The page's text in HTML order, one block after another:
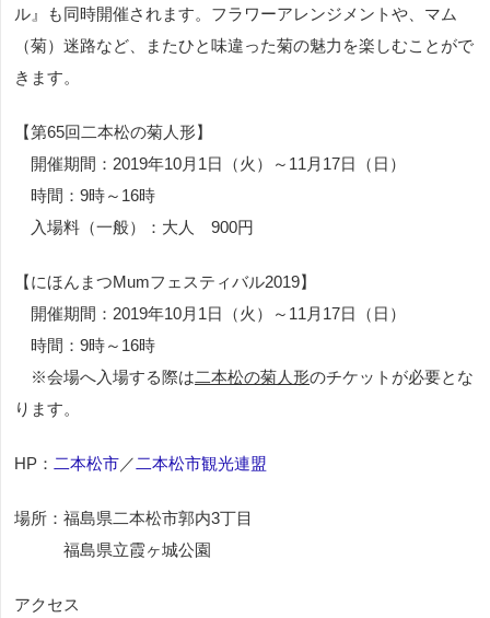
ル』も同時開催されます。フラワーアレンジメントや、マム
（菊）迷路など、またひと味違った菊の魅力を楽しむことがで
きます。
【第65回二本松の菊人形】
開催期間：2019年10月1日（火）～11月17日（日）
時間：9時～16時
入場料（一般）：大人 900円
【にほんまつMumフェスティバル2019】
開催期間：2019年10月1日（火）～11月17日（日）
時間：9時～16時
※会場へ入場する際は二本松の菊人形のチケットが必要とな
ります。
HP： 二本松市／二本松市観光連盟
場所：福島県二本松市郭内3丁目
福島県立霞ヶ城公園
アクセス